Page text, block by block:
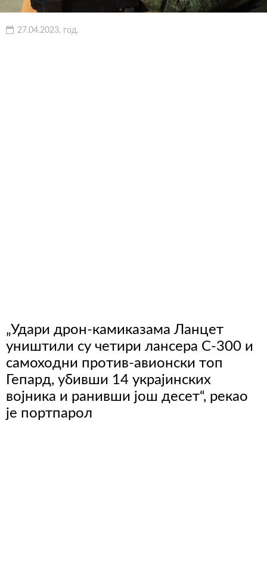
27.04.2023. год.
„Удари дрон-камиказама Ланцет
уништили су четири лансера С-300 и
самоходни против-авионски топ
Гепард, убивши 14 украјинских
војника и ранивши још десет“, рекао
је портпарол